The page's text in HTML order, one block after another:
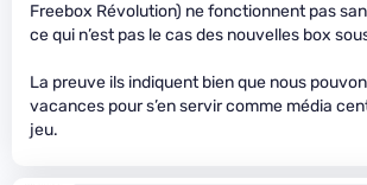
Freebox Révolution) ne fonctionnent pas
ce qui n’est pas le cas des nouvelles box
La preuve ils indiquent bien que nous
vacances pour s’en servir comme média
jeu.